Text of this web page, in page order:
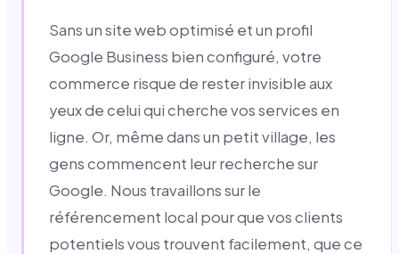
Sans un site web optimisé et un profil
Google Business bien configuré, votre
commerce risque de rester invisible aux
yeux de celui qui cherche vos services en
ligne. Or, même dans un petit village, les
gens commencent leur recherche sur
Google. Nous travaillons sur le
référencement local pour que vos clients
potentiels vous trouvent facilement, que ce